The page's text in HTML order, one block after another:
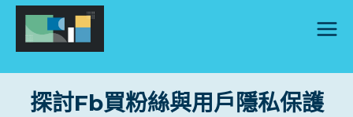
Skip
content
探討fb買粉絲與用戶隱私保護